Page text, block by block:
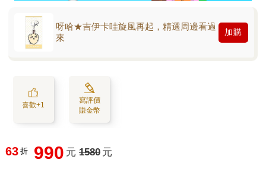
呀哈★吉伊卡哇旋風再起，精選周邊看過
來
加購
喜歡+1
寫評價
賺金幣
63 折 990 元 1580 元